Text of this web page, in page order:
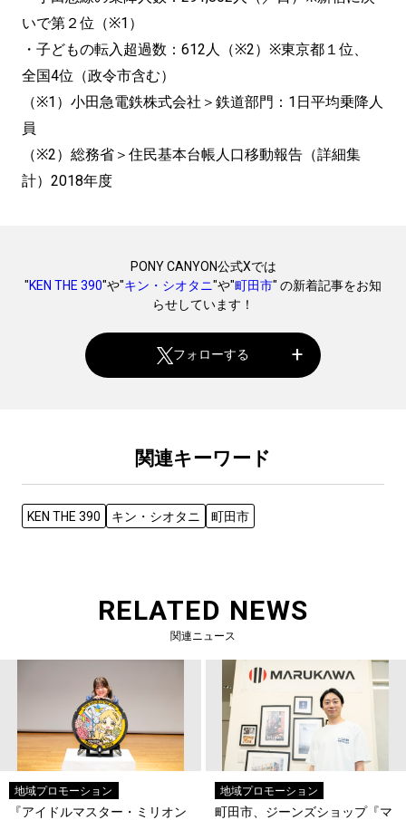
いで第２位（※1）
・子どもの転入超過数：612人（※2）※東京都１位、
全国4位（政令市含む）
（※1）小田急電鉄株式会社＞鉄道部門：1日平均乗降人
員
（※2）総務省＞住民基本台帳人口移動報告（詳細集
計）2018年度
PONY CANYON公式Xでは
"KEN THE 390"や"キン・シオタニ"や"町田市" の新着記事をお知
らせしています！
フォローする
関連キーワード
KEN THE 390 キン・シオタニ 町田市
RELATED NEWS
関連ニュース
地域プロモーション
『アイドルマスター・ミリオン
地域プロモーション
町田市、ジーンズショップ『マ